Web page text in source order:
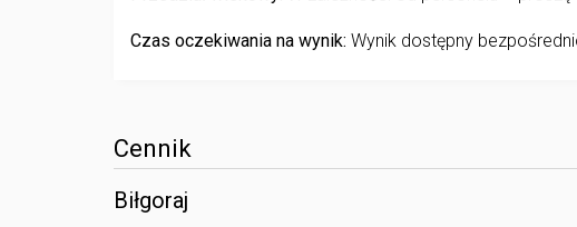
Czas oczekiwania na wynik: Wynik dostępny
Cennik
Biłgoraj